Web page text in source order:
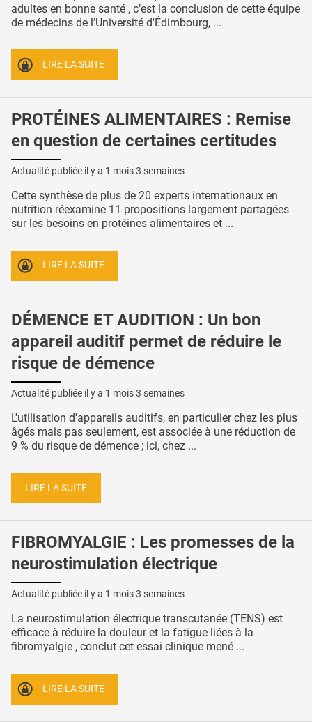
adultes en bonne santé , c’est la conclusion de cette équipe
de médecins de l’Université d'Édimbourg, ...
LIRE LA SUITE
PROTÉINES ALIMENTAIRES : Remise
en question de certaines certitudes
Actualité publiée il y a 1 mois 3 semaines
Cette synthèse de plus de 20 experts internationaux en
nutrition réexamine 11 propositions largement partagées
sur les besoins en protéines alimentaires et ...
LIRE LA SUITE
DÉMENCE ET AUDITION : Un bon
appareil auditif permet de réduire le
risque de démence
Actualité publiée il y a 1 mois 3 semaines
L'utilisation d'appareils auditifs, en particulier chez les plus
âgés mais pas seulement, est associée à une réduction de
9 % du risque de démence ; ici, chez ...
LIRE LA SUITE
FIBROMYALGIE : Les promesses de la
neurostimulation électrique
Actualité publiée il y a 1 mois 3 semaines
La neurostimulation électrique transcutanée (TENS) est
efficace à réduire la douleur et la fatigue liées à la
fibromyalgie , conclut cet essai clinique mené ...
LIRE LA SUITE